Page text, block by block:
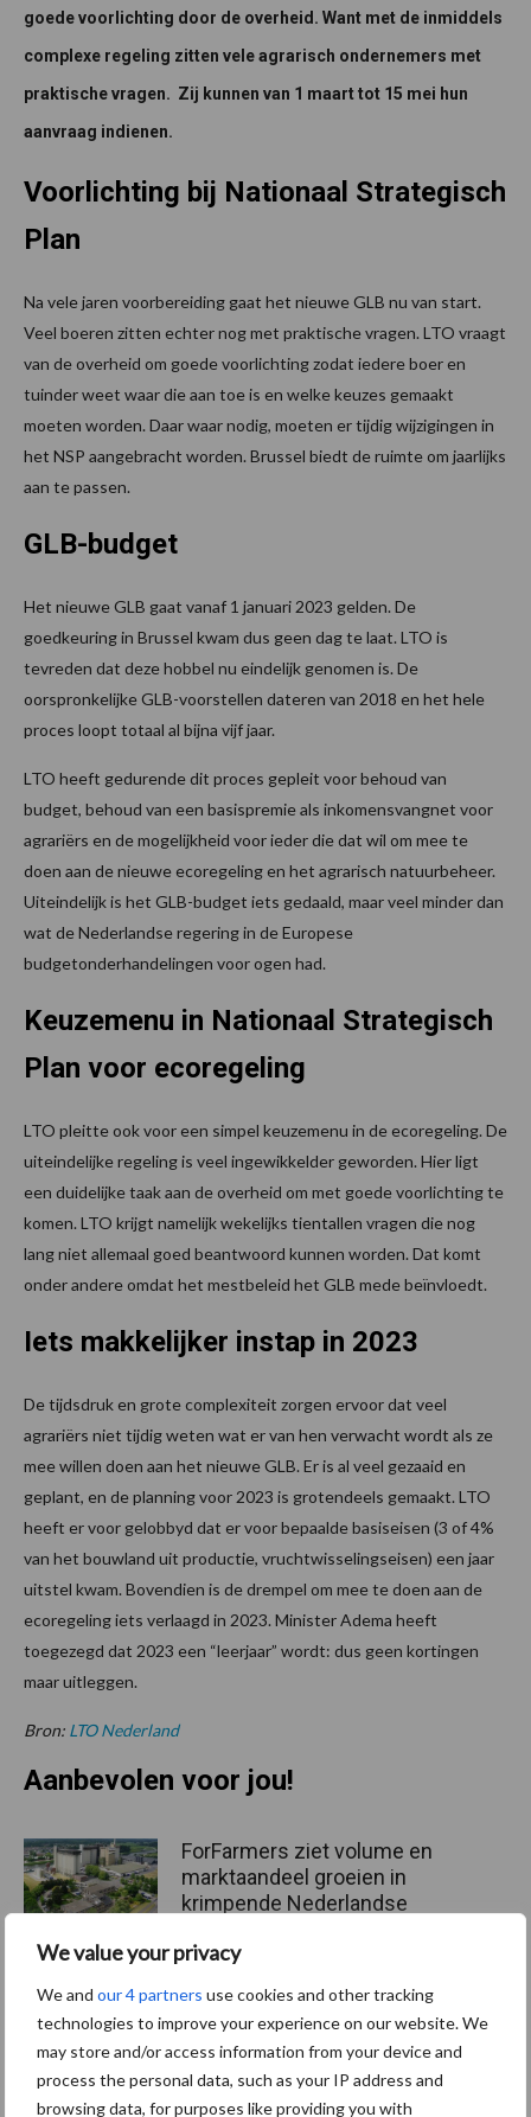
We value your privacy
We and our 4 partners use cookies and other tracking
technologies to improve your experience on our website. We
may store and/or access information from your device and
process the personal data, such as your IP address and
browsing data, for purposes like providing you with
goede voorlichting door de overheid. Want met de inmiddels
complexe regeling zitten vele agrarisch ondernemers met
praktische vragen. Zij kunnen van 1 maart tot 15 mei hun
aanvraag indienen.
Voorlichting bij Nationaal Strategisch
Plan
Na vele jaren voorbereiding gaat het nieuwe GLB nu van start.
Veel boeren zitten echter nog met praktische vragen. LTO vraagt
van de overheid om goede voorlichting zodat iedere boer en
tuinder weet waar die aan toe is en welke keuzes gemaakt
moeten worden. Daar waar nodig, moeten er tijdig wijzigingen in
het NSP aangebracht worden. Brussel biedt de ruimte om jaarlijks
aan te passen.
GLB-budget
Het nieuwe GLB gaat vanaf 1 januari 2023 gelden. De
goedkeuring in Brussel kwam dus geen dag te laat. LTO is
tevreden dat deze hobbel nu eindelijk genomen is. De
oorspronkelijke GLB-voorstellen dateren van 2018 en het hele
proces loopt totaal al bijna vijf jaar.
LTO heeft gedurende dit proces gepleit voor behoud van
budget, behoud van een basispremie als inkomensvangnet voor
agrariërs en de mogelijkheid voor ieder die dat wil om mee te
doen aan de nieuwe ecoregeling en het agrarisch natuurbeheer.
Uiteindelijk is het GLB-budget iets gedaald, maar veel minder dan
wat de Nederlandse regering in de Europese
budgetonderhandelingen voor ogen had.
Keuzemenu in Nationaal Strategisch
Plan voor ecoregeling
LTO pleitte ook voor een simpel keuzemenu in de ecoregeling. De
uiteindelijke regeling is veel ingewikkelder geworden. Hier ligt
een duidelijke taak aan de overheid om met goede voorlichting te
komen. LTO krijgt namelijk wekelijks tientallen vragen die nog
lang niet allemaal goed beantwoord kunnen worden. Dat komt
onder andere omdat het mestbeleid het GLB mede beïnvloedt.
Iets makkelijker instap in 2023
De tijdsdruk en grote complexiteit zorgen ervoor dat veel
agrariërs niet tijdig weten wat er van hen verwacht wordt als ze
mee willen doen aan het nieuwe GLB. Er is al veel gezaaid en
geplant, en de planning voor 2023 is grotendeels gemaakt. LTO
heeft er voor gelobbyd dat er voor bepaalde basiseisen (3 of 4%
van het bouwland uit productie, vruchtwisselingseisen) een jaar
uitstel kwam. Bovendien is de drempel om mee te doen aan de
ecoregeling iets verlaagd in 2023. Minister Adema heeft
toegezegd dat 2023 een “leerjaar” wordt: dus geen kortingen
maar uitleggen.
Bron: LTO Nederland
Aanbevolen voor jou!
ForFarmers ziet volume en
marktaandeel groeien in
krimpende Nederlandse
een langere levensduur